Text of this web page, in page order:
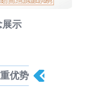
展示
优势